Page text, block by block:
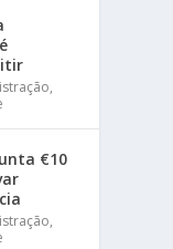
,
€10
,